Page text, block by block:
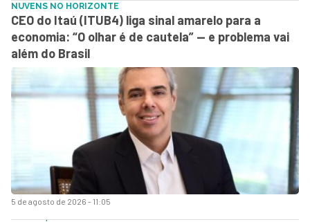
5 de agosto de 2026 - 11:05
NUVENS NO HORIZONTE
CEO do Itaú (ITUB4) liga sinal amarelo para a
economia: “O olhar é de cautela” — e problema vai
além do Brasil